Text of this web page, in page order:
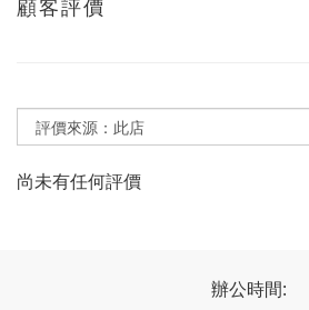
顧客評價
尚未有任何評價
辦公時間: